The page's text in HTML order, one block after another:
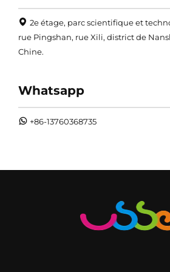
2e étage, parc scientifique et
rue Pingshan, rue Xili, district de
Chine.
Whatsapp
+86-13760368735